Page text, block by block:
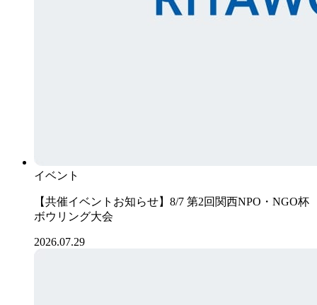
イベント
【共催イベントお知らせ】8/7 第2回関西NPO・NGO杯
ボウリング大会
2026.07.29